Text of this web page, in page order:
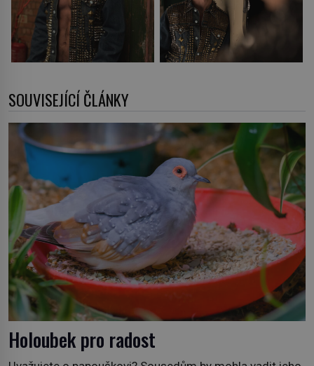
SOUVISEJÍCÍ ČLÁNKY
Holoubek pro radost